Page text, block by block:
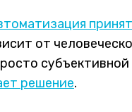
от
решение.